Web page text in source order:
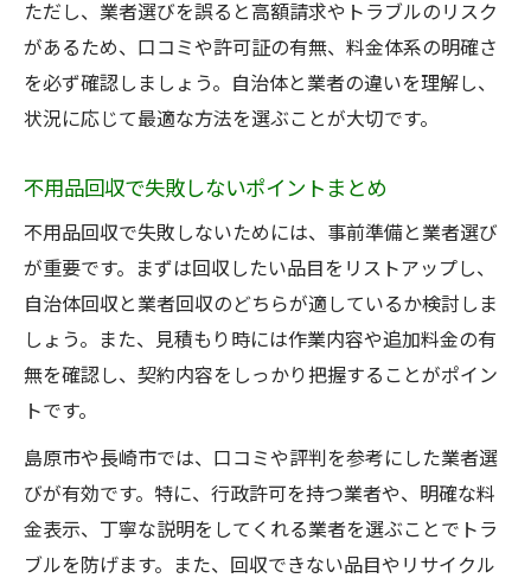
ただし、業者選びを誤ると高額請求やトラブルのリスク
があるため、口コミや許可証の有無、料金体系の明確さ
を必ず確認しましょう。自治体と業者の違いを理解し、
状況に応じて最適な方法を選ぶことが大切です。
不用品回収で失敗しないポイントまとめ
不用品回収で失敗しないためには、事前準備と業者選び
が重要です。まずは回収したい品目をリストアップし、
自治体回収と業者回収のどちらが適しているか検討しま
しょう。また、見積もり時には作業内容や追加料金の有
無を確認し、契約内容をしっかり把握することがポイン
トです。
島原市や長崎市では、口コミや評判を参考にした業者選
びが有効です。特に、行政許可を持つ業者や、明確な料
金表示、丁寧な説明をしてくれる業者を選ぶことでトラ
ブルを防げます。また、回収できない品目やリサイクル